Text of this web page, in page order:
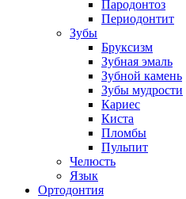
Пародонтоз
Периодонтит
Зубы
Бруксизм
Зубная эмаль
Зубной камень
Зубы мудрости
Кариес
Киста
Пломбы
Пульпит
Челюсть
Язык
Ортодонтия